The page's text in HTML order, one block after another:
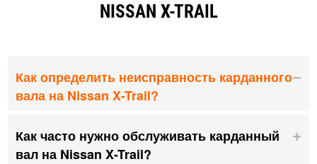
NISSAN X-TRAIL
Как определить неисправность карданного
вала на Nissan X-Trail?
Как часто нужно обслуживать карданный
вал на Nissan X-Trail?